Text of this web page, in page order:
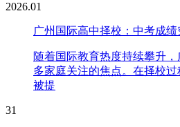
2026.01
广州国际高中择校：中考成绩
随着国际教育热度持续攀升
多家庭关注的焦点。在择校
被提
31